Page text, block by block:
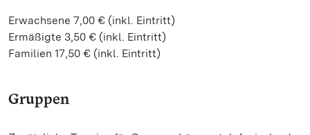
Erwachsene 7,00 € (inkl. Eintritt)
Ermäßigte 3,50 € (inkl. Eintritt)
Familien 17,50 € (inkl. Eintritt)
Gruppen